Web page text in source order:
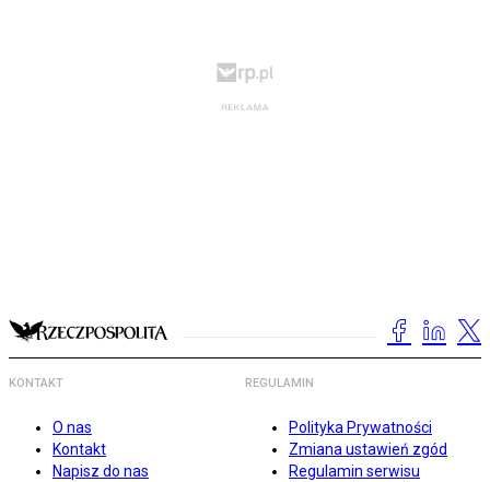
KONTAKT
O nas
Kontakt
Napisz do nas
REGULAMIN
Polityka Prywatności
Zmiana ustawień zgód
Regulamin serwisu